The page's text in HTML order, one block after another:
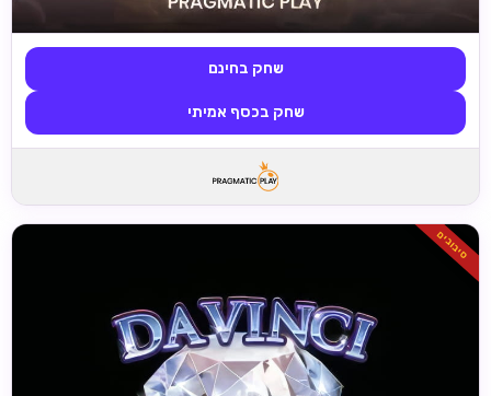
שחק בחינם
שחק בכסף אמיתי
סיבובים